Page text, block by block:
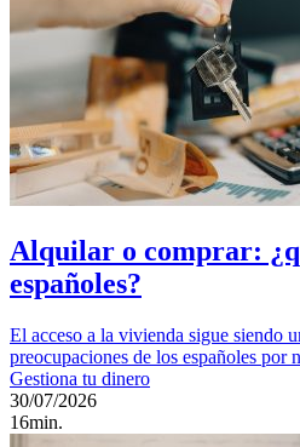
Alquilar o comprar:
españoles?
El acceso a la vivienda sigue siendo
preocupaciones de los españoles
Gestiona tu dinero
30/07/2026
16min.